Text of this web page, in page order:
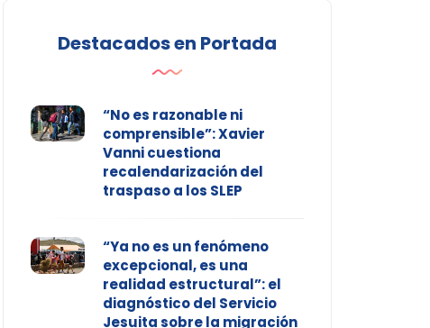
Destacados en Portada
“No es razonable ni
comprensible”: Xavier
Vanni cuestiona
recalendarización del
traspaso a los SLEP
“Ya no es un fenómeno
excepcional, es una
realidad estructural”: el
diagnóstico del Servicio
Jesuita sobre la migración